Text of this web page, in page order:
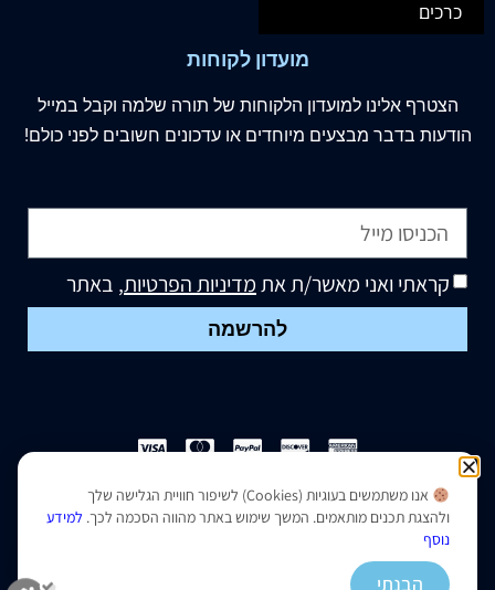
כרכים
מועדון לקוחות
הצטרף אלינו למועדון הלקוחות של תורה שלמה וקבל במייל
הודעות בדבר מבצעים מיוחדים או עדכונים חשובים לפני כולם!
קראתי ואני מאשר/ת אתמדיניות הפרטיות, באתר
להרשמה
הצהרת נגישות|מדיניות פרטיות
נבנה ועוצב על ידי –
אנו משתמשים בעוגיות (Cookies) לשיפור חוויית הגלישה שלך
ולהצגת תכנים מותאמים. המשך שימוש באתר מהווה הסכמה לכך. למידע
נוסף
הבנתי